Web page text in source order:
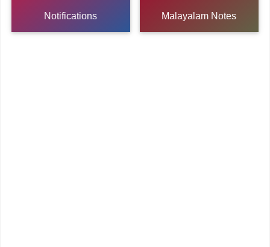
Notifications Malayalam Notes